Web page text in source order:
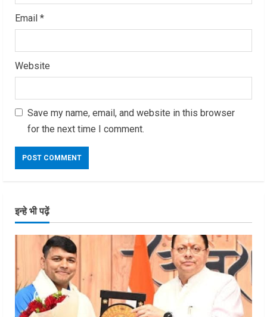
Email *
Website
Save my name, email, and website in this browser
for the next time I comment.
इन्हे भी पढ़ें